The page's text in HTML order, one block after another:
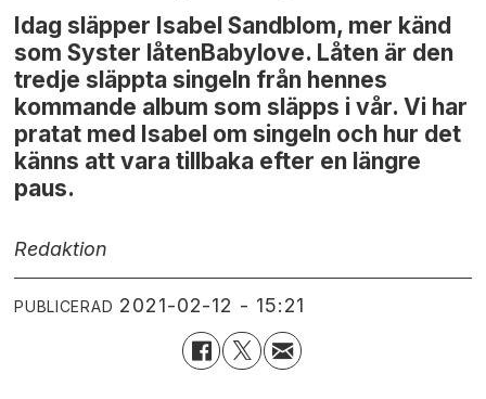
Idag släpper Isabel Sandblom, mer känd
som Syster låtenBabylove. Låten är den
tredje släppta singeln från hennes
kommande album som släpps i vår. Vi har
pratat med Isabel om singeln och hur det
känns att vara tillbaka efter en längre
paus.
Redaktion
PUBLICERAD 2021-02-12 - 15:21